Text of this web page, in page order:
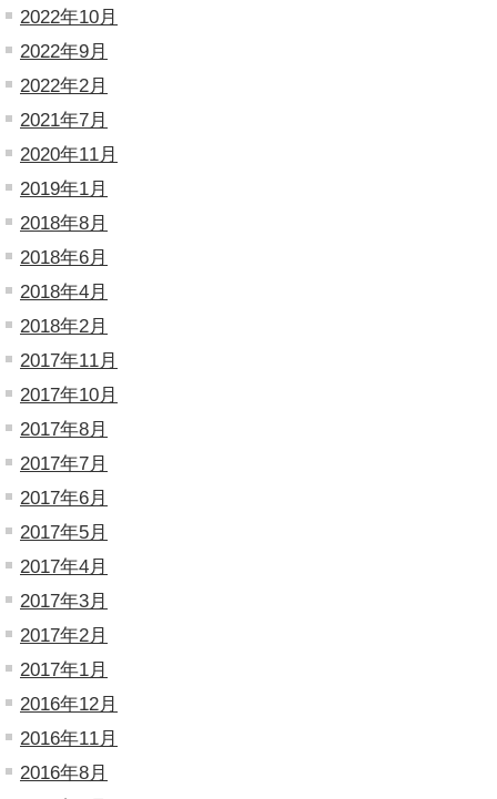
2022年10月
2022年9月
2022年2月
2021年7月
2020年11月
2019年1月
2018年8月
2018年6月
2018年4月
2018年2月
2017年11月
2017年10月
2017年8月
2017年7月
2017年6月
2017年5月
2017年4月
2017年3月
2017年2月
2017年1月
2016年12月
2016年11月
2016年8月